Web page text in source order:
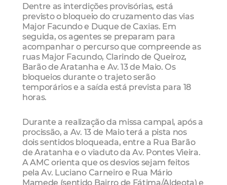
Dentre as interdições provisórias, está
previsto o bloqueio do cruzamento das vias
Major Facundo e Duque de Caxias. Em
seguida, os agentes se preparam para
acompanhar o percurso que compreende as
ruas Major Facundo, Clarindo de Queiroz,
Barão de Aratanha e Av. 13 de Maio. Os
bloqueios durante o trajeto serão
temporários e a saída está prevista para 18
horas.
Durante a realização da missa campal, após a
procissão, a Av. 13 de Maio terá a pista nos
dois sentidos bloqueada, entre a Rua Barão
de Aratanha e o viaduto da Av. Pontes Vieira.
A AMC orienta que os desvios sejam feitos
pela Av. Luciano Carneiro e Rua Mário
Mamede (sentido Bairro de Fátima/Aldeota) e